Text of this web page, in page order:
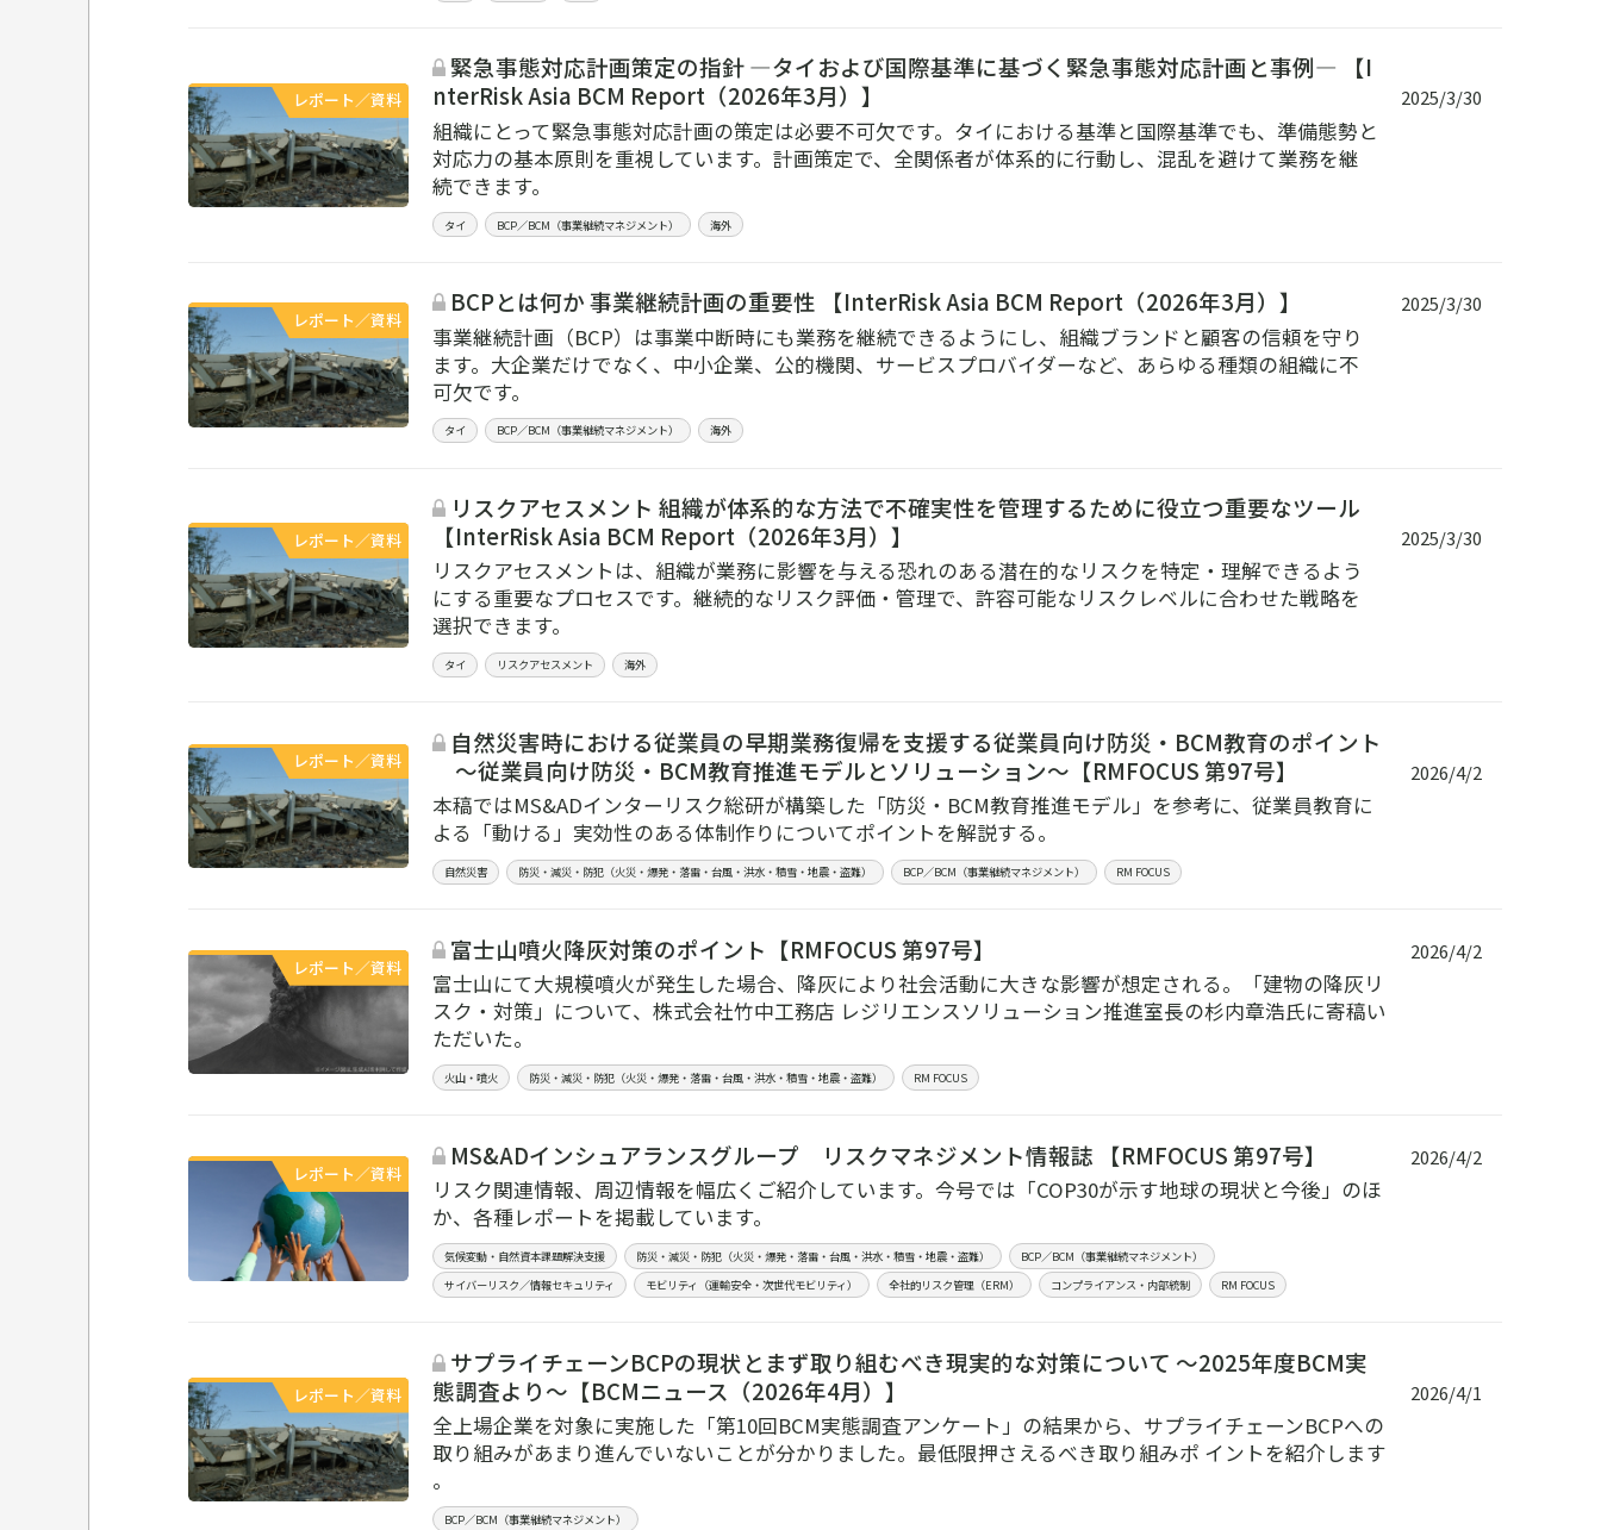
レポート／資料
緊急事態対応計画策定の指針 ―タイおよび国際基準に基づく緊急事態対応計画と事例― 【I
nterRisk Asia BCM Report（2026年3月）】
組織にとって緊急事態対応計画の策定は必要不可欠です。タイにおける基準と国際基準でも、準備態勢と
対応力の基本原則を重視しています。計画策定で、全関係者が体系的に行動し、混乱を避けて業務を継
続できます。
タイ BCP／BCM（事業継続マネジメント） 海外
2025/3/30
レポート／資料
BCPとは何か 事業継続計画の重要性 【InterRisk Asia BCM Report（2026年3月）】
事業継続計画（BCP）は事業中断時にも業務を継続できるようにし、組織ブランドと顧客の信頼を守り
ます。大企業だけでなく、中小企業、公的機関、サービスプロバイダーなど、あらゆる種類の組織に不
可欠です。
タイ BCP／BCM（事業継続マネジメント） 海外
2025/3/30
レポート／資料
リスクアセスメント 組織が体系的な方法で不確実性を管理するために役立つ重要なツール
【InterRisk Asia BCM Report（2026年3月）】
リスクアセスメントは、組織が業務に影響を与える恐れのある潜在的なリスクを特定・理解できるよう
にする重要なプロセスです。継続的なリスク評価・管理で、許容可能なリスクレベルに合わせた戦略を
選択できます。
タイ リスクアセスメント 海外
2025/3/30
レポート／資料
自然災害時における従業員の早期業務復帰を支援する従業員向け防災・BCM教育のポイント
～従業員向け防災・BCM教育推進モデルとソリューション～【RMFOCUS 第97号】
本稿ではMS&ADインターリスク総研が構築した「防災・BCM教育推進モデル」を参考に、従業員教育に
よる「動ける」実効性のある体制作りについてポイントを解説する。
自然災害 防災・減災・防犯（火災・爆発・落雷・台風・洪水・積雪・地震・盗難） BCP／BCM（事業継続マネジメント） RM FOCUS
2026/4/2
レポート／資料
富士山噴火降灰対策のポイント【RMFOCUS 第97号】
富士山にて大規模噴火が発生した場合、降灰により社会活動に大きな影響が想定される。「建物の降灰リ
スク・対策」について、株式会社竹中工務店 レジリエンスソリューション推進室長の杉内章浩氏に寄稿い
ただいた。
火山・噴火 防災・減災・防犯（火災・爆発・落雷・台風・洪水・積雪・地震・盗難） RM FOCUS
2026/4/2
レポート／資料
MS&ADインシュアランスグループ リスクマネジメント情報誌 【RMFOCUS 第97号】
リスク関連情報、周辺情報を幅広くご紹介しています。今号では「COP30が示す地球の現状と今後」のほ
か、各種レポートを掲載しています。
気候変動・自然資本課題解決支援 防災・減災・防犯（火災・爆発・落雷・台風・洪水・積雪・地震・盗難）
BCP／BCM（事業継続マネジメント）
サイバーリスク／情報セキュリティ
モビリティ（運輸安全・次世代モビリティ） 全社的リスク管理（ERM） コンプライアンス・内部統制 RM FOCUS
2026/4/2
レポート／資料
サプライチェーンBCPの現状とまず取り組むべき現実的な対策について ～2025年度BCM実
態調査より～【BCMニュース（2026年4月）】
全上場企業を対象に実施した「第10回BCM実態調査アンケート」の結果から、サプライチェーンBCPへの
取り組みがあまり進んでいないことが分かりました。最低限押さえるべき取り組みポ イントを紹介します
。
BCP／BCM（事業継続マネジメント）
2026/4/1